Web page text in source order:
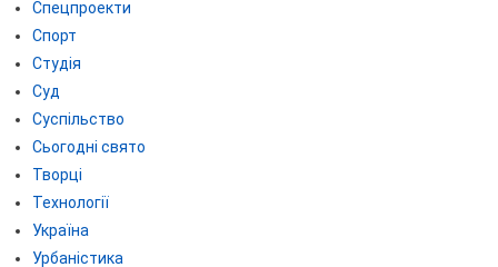
Спецпроекти
Спорт
Студія
Суд
Суспільство
Сьогодні свято
Творці
Технології
Україна
Урбаністика